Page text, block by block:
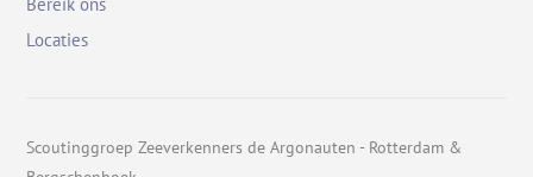
Locaties
Scoutinggroep Zeeverkenners de Argonauten - Rotterdam &